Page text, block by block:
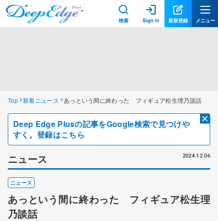
検索 Sign in 新規登録 メニュー
Top 新着ニュース あっという間に終わった フィギュア松生理乃談話
Deep Edge Plusの記事をGoogle検索で見つけや
すく。登録はこちら
ニュース 2024.12.06
ニュース
あっという間に終わった フィギュア松生理
乃談話